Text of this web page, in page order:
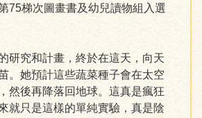
75梯次圖畫書及幼兒讀物組入選
研究和計畫，終於在這天，向天
。她預計這些蔬菜種子會在太空
然後再降落回地球。這真是瘋狂
就只是這樣的單純實驗，真是陰